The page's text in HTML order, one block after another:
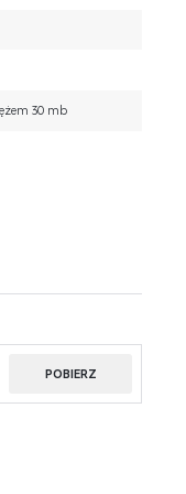
30 mb
POBIERZ